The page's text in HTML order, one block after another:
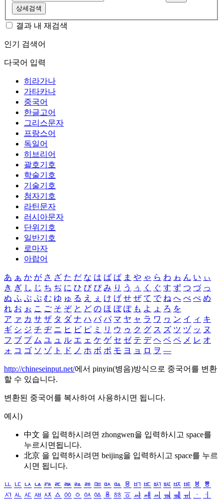
상세검색
결과 내 재검색
인기 검색어
다국어 입력
히라가나
가타카나
중국어
한글고어
그리스문자
프랑스어
독일어
히브리어
괄호기호
학술기호
기술기호
첨자기호
라틴문자
러시아문자
단위기호
일반기호
로마자
아랍어
あ ぁ か が さ ざ た だ な は ば ぱ ま や ゃ ら わ ゎ ん い ぃ
き ぎ し じ ち ぢ に ひ び ぴ み り う ぅ く ぐ す ず つ づ っ
ぬ ふ ぶ ぷ む ゆ ゅ る え ぇ け げ せ ぜ て で ね へ べ ぺ め
れ お ぉ こ ご そ ぞ と ど の ほ ぼ ぽ も よ ょ ろ を
ア ァ カ サ ザ タ ダ ナ ハ バ パ マ ヤ ャ ラ ワ ヮ ン イ ィ キ
ギ シ ジ チ ヂ ニ ヒ ビ ピ ミ リ ウ ゥ ク グ ス ズ ツ ヅ ッ ヌ
フ ブ プ ム ユ ュ ル エ ェ ケ ゲ セ ゼ テ デ ヘ ベ ペ メ レ オ
ォ コ ゴ ソ ゾ ト ド ノ ホ ボ ポ モ ヨ ョ ロ ヲ ―
http://chineseinput.net/에서 pinyin(병음)방식으로 중국어를 변환
할 수 있습니다.
변환된 중국어를 복사하여 사용하시면 됩니다.
예시)
中文 을 입력하시려면 zhongwen을 입력하시고 space를
누르시면됩니다.
北京 을 입력하시려면 beijing을 입력하시고 space를 누르
시면 됩니다.
ㅥ ㅦ ㅧ ㅨ ㅩ ㅪ ㅫ ㅬ ㅭ ㅮ ㅯ ㅰ ㅱ ㅲ ㅳ ㅴ ㅵ ㅶ ㅷ ㅸ
ㅹ
ㅺ ㅻ ㅼ ㅽ ㅾ ㅿ ㆀ ㆁ ㆂ ㆃ ㆄ ㆅ ㆆ ㆇ ㆈ ㆉ ㆊ ㆋ ㆌ ㆍ
ㆎ